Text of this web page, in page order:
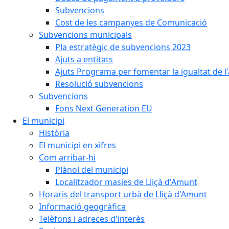
Subvencions
Cost de les campanyes de Comunicació
Subvencions municipals
Pla estratègic de subvencions 2023
Ajuts a entitats
Ajuts Programa per fomentar la igualtat de
Resolució subvencions
Subvencions
Fons Next Generation EU
El municipi
Història
El municipi en xifres
Com arribar-hi
Plànol del municipi
Localitzador masies de Lliçà d'Amunt
Horaris del transport urbà de Lliçà d'Amunt
Informació geogràfica
Telèfons i adreces d'interès